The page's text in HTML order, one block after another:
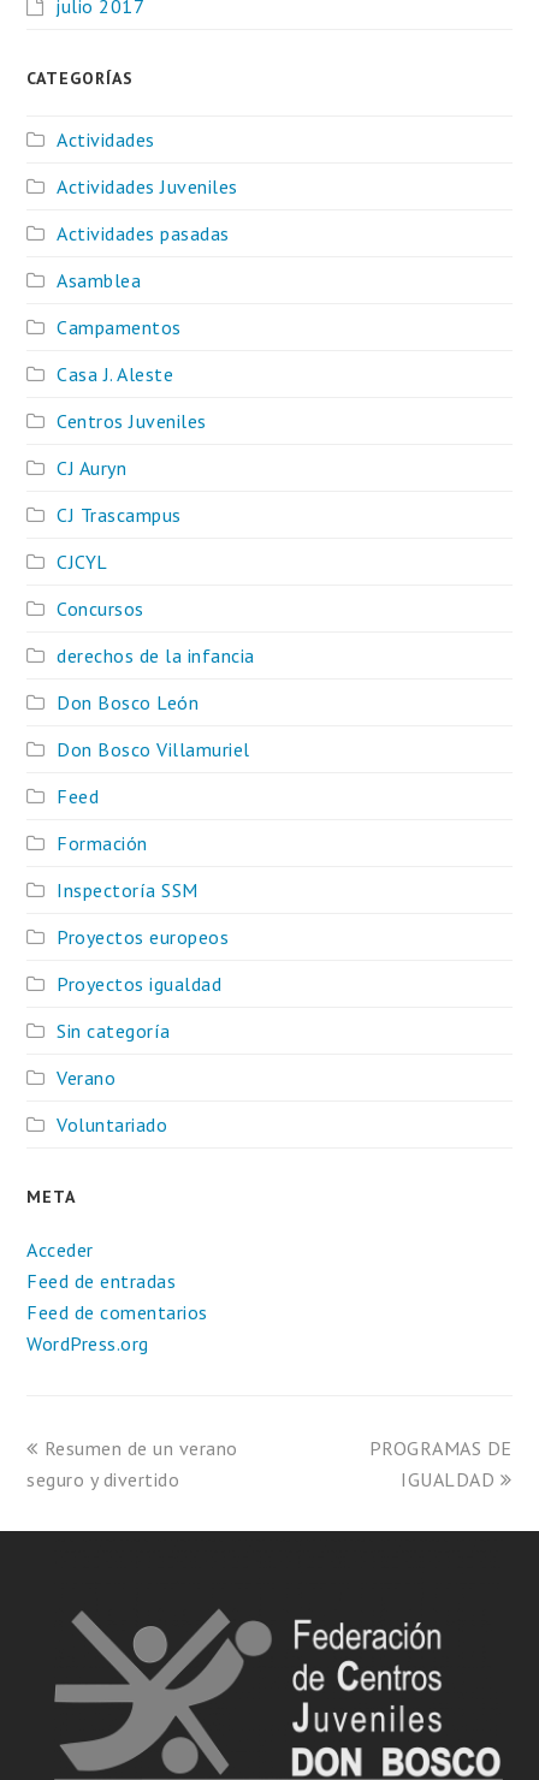
julio 2017
CATEGORÍAS
Actividades
Actividades Juveniles
Actividades pasadas
Asamblea
Campamentos
Casa J. Aleste
Centros Juveniles
CJ Auryn
CJ Trascampus
CJCYL
Concursos
derechos de la infancia
Don Bosco León
Don Bosco Villamuriel
Feed
Formación
Inspectoría SSM
Proyectos europeos
Proyectos igualdad
Sin categoría
Verano
Voluntariado
META
Acceder
Feed de entradas
Feed de comentarios
WordPress.org
previous
post:
Resumen de un verano
seguro y divertido
next
post:
PROGRAMAS DE
IGUALDAD